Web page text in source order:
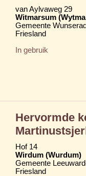
van Aylvaweg 29
Witmarsum
Gemeente
Friesland
In gebruik
Hervormde
Hof 14
Wirdum (Wurdum)
Gemeente
Friesland